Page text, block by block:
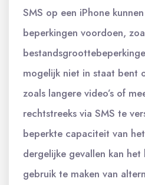
SMS op een iPhone
beperkingen voordoen,
mogelijk niet in staat bent
zoals langere video’s of
rechtstreeks via SMS te
beperkte capaciteit van
dergelijke gevallen kan
gebruik te maken van